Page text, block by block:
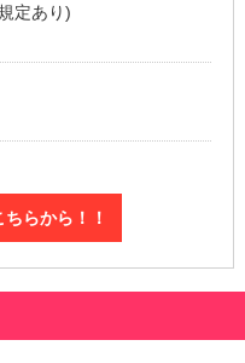
定あり)
らから！！